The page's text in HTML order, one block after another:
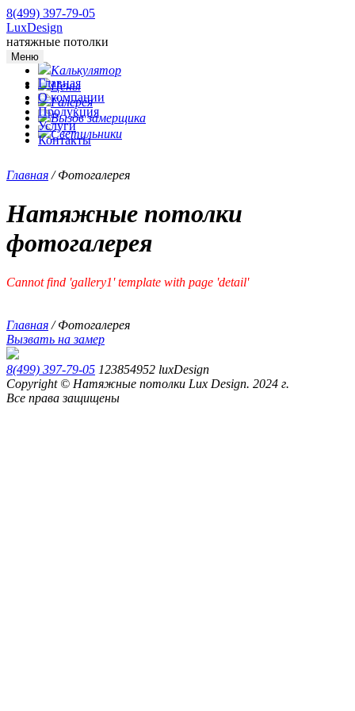
8(499) 397-79-05
LuxDesign
натяжные потолки
Меню
Главная
О компании
Продукция
Услуги
Контакты
Калькулятор
Цены
Галерея
Вызов замерщика
Светильники
Главная /Фотогалерея
Натяжные потолки
фотогалерея
Cannot find 'gallery1' template with page 'detail'
Главная /Фотогалерея
Вызвать на замер
8(499) 397-79-05 123854952 luxDesign
Copyright © Натяжные потолки Lux Design. 2024 г.
Все права защищены